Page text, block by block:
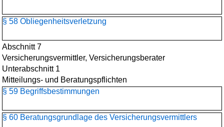
§ 58 Obliegenheitsverletzung
Abschnitt 7
Versicherungsvermittler, Versicherungsberater
Unterabschnitt 1
Mitteilungs- und Beratungspflichten
§ 59 Begriffsbestimmungen
§ 60 Beratungsgrundlage des Versicherungsvermittlers